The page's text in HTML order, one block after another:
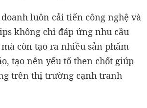
luôn cải tiến công nghệ và
không chỉ đáp ứng nhu cầu
còn tạo ra nhiều sản phẩm
tạo nên yếu tố then chốt giúp
trên thị trường cạnh tranh